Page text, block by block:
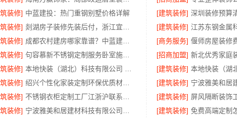
装修] 中蓝建投：热门重钢别墅价格详解 [建筑装修]
装修]
[建筑装修]
装修]
[商务服务]
装修]
[招商加盟]
装修]
[建筑装修]
装修]
[建筑装修]
装修]
[建筑装修]
装修]
[建筑装修]